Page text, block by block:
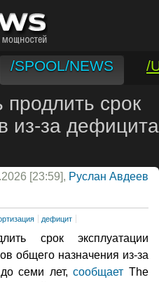
/SPOOL/NEWS
/
срок
из-за дефицита
[23:59], Руслан Авдеев
дефицит
срок эксплуатации
общего назначения из-за
семи лет,сообщает The